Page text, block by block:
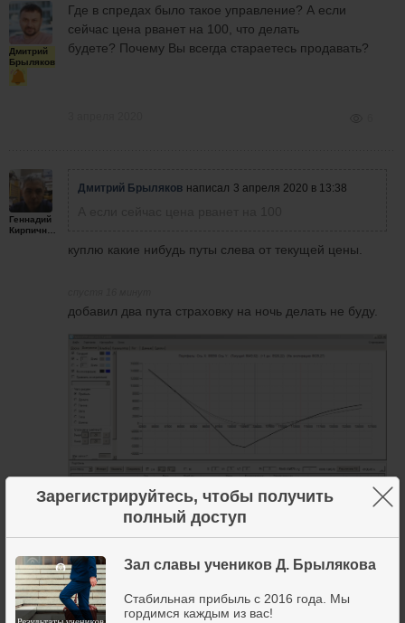
Зарегистрируйтесь, чтобы получить
полный доступ
Зал славы учеников Д. Брылякова
Стабильная прибыль с 2016 года. Мы
гордимся каждым из вас!
×
Дмитрий
Брыляков
Где в спредах было такое управление? А если
сейчас цена рванет на 100, что делать
будете? Почему Вы всегда стараетесь продавать?
Геннадий
Кирпичников
Дмитрий Брыляков написал 3 апреля 2020 в 13:38
куплю какие нибудь путы слева от текущей цены.
добавил два пута страховку на ночь делать не буду.
3 апреля 2020